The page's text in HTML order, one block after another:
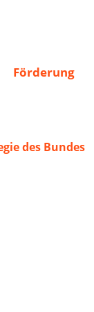
Förderung
des Bundes